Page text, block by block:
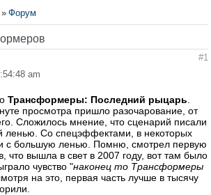
» Форум
am
#1
Трансформеры: Последний рыцарь
просмотра пришло разочарование, от
Сложилось мнение, что сценарий писали
ленью. Со спецэффектами, в некоторых
с большую ленью. Помню, смотрел первую
что вышла в свет в 2007 году, вот там было
чувство "наконец то Трансформеры
на это, первая часть лучше в тысячу